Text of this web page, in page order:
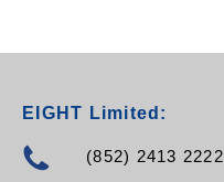
EIGHT Limited:
(852) 2413 2222